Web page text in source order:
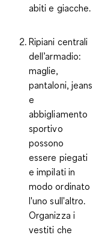
abiti e giacche.
Ripiani centrali
dell’armadio:
maglie,
pantaloni, jeans
e
abbigliamento
sportivo
possono
essere piegati
e impilati in
modo ordinato
l'uno sull'altro.
Organizza i
vestiti che